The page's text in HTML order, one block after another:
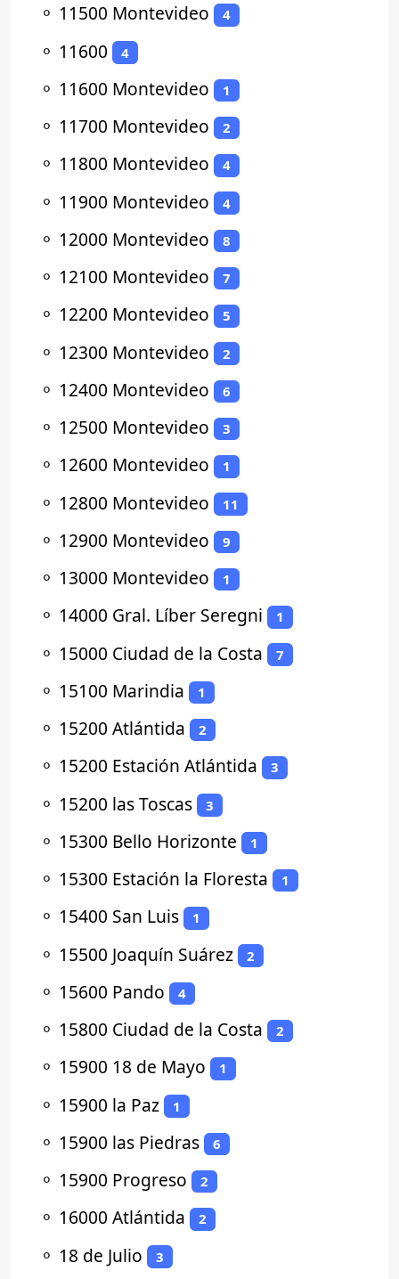
⚬ 11500 Montevideo 4
⚬ 11600 4
⚬ 11600 Montevideo 1
⚬ 11700 Montevideo 2
⚬ 11800 Montevideo 4
⚬ 11900 Montevideo 4
⚬ 12000 Montevideo 8
⚬ 12100 Montevideo 7
⚬ 12200 Montevideo 5
⚬ 12300 Montevideo 2
⚬ 12400 Montevideo 6
⚬ 12500 Montevideo 3
⚬ 12600 Montevideo 1
⚬ 12800 Montevideo 11
⚬ 12900 Montevideo 9
⚬ 13000 Montevideo 1
⚬ 14000 Gral. Líber Seregni 1
⚬ 15000 Ciudad de la Costa 7
⚬ 15100 Marindia 1
⚬ 15200 Atlántida 2
⚬ 15200 Estación Atlántida 3
⚬ 15200 las Toscas 3
⚬ 15300 Bello Horizonte 1
⚬ 15300 Estación la Floresta 1
⚬ 15400 San Luis 1
⚬ 15500 Joaquín Suárez 2
⚬ 15600 Pando 4
⚬ 15800 Ciudad de la Costa 2
⚬ 15900 18 de Mayo 1
⚬ 15900 la Paz 1
⚬ 15900 las Piedras 6
⚬ 15900 Progreso 2
⚬ 16000 Atlántida 2
⚬ 18 de Julio 3